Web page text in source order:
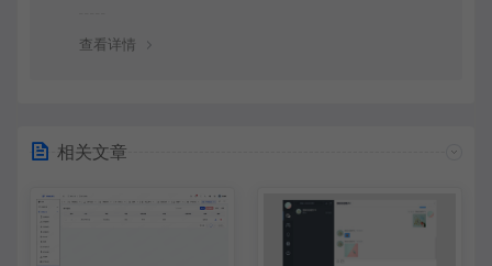
查看详情
相关文章